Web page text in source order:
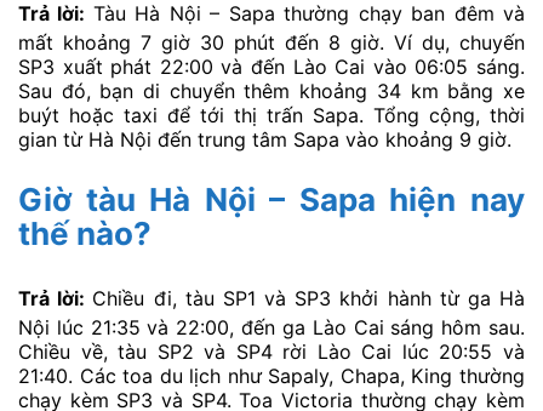
Trả lời: Tàu Hà Nội – Sapa thường chạy ban đêm và
mất khoảng 7 giờ 30 phút đến 8 giờ. Ví dụ, chuyến
SP3 xuất phát 22:00 và đến Lào Cai vào 06:05 sáng.
Sau đó, bạn di chuyển thêm khoảng 34 km bằng xe
buýt hoặc taxi để tới thị trấn Sapa. Tổng cộng, thời
gian từ Hà Nội đến trung tâm Sapa vào khoảng 9 giờ.
Giờ tàu Hà Nội – Sapa hiện nay
thế nào?
Trả lời: Chiều đi, tàu SP1 và SP3 khởi hành từ ga Hà
Nội lúc 21:35 và 22:00, đến ga Lào Cai sáng hôm sau.
Chiều về, tàu SP2 và SP4 rời Lào Cai lúc 20:55 và
21:40. Các toa du lịch như Sapaly, Chapa, King thường
chạy kèm SP3 và SP4. Toa Victoria thường chạy kèm